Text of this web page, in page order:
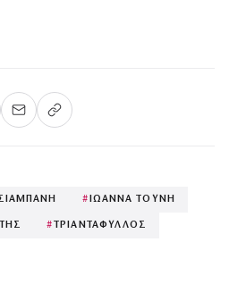
# ΙΩΑΝΝΑ ΤΟΥΝΗ
# ΤΡΙΑΝΤΑΦΥΛΛΟΣ